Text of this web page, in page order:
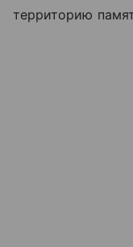
территорию